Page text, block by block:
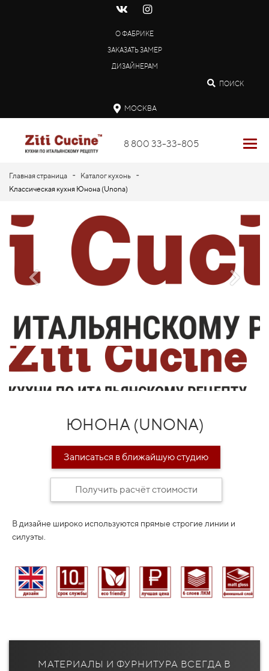
О ФАБРИКЕ
ЗАКАЗАТЬ ЗАМЕР
ДИЗАЙНЕРАМ
ПОИСК
МОСКВА
8 800 33-33-805
Главная страница - Каталог кухонь -
Классическая кухня Юнона (Unona)
ЮНОНА (UNONA)
Записаться в ближайшую студию
Получить расчёт стоимости
В дизайне широко используются прямые строгие линии и
силуэты.
МАТЕРИАЛЫ И ФУРНИТУРА ВСЕГДА В